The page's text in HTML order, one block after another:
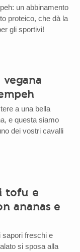
un abbinamento
proteico, che dà la
gli sportivi!
vegana
a una bella
e questa siamo
dei vostri cavalli
tofu e
ananas e
sapori freschi e
si sposa alla